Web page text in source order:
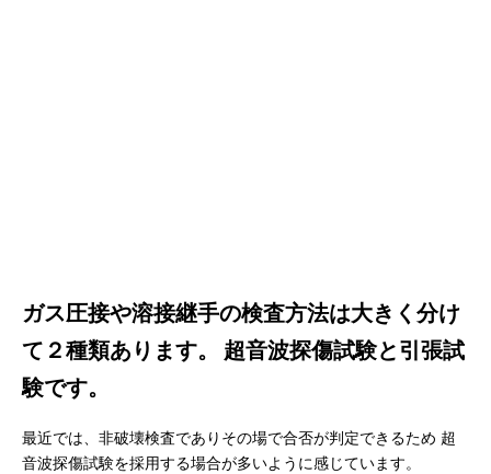
ガス圧接や溶接継手の検査方法は大きく分け
て２種類あります。
超音波探傷試験と引張試
験です。
最近では、非破壊検査でありその場で合否が判定できるため 超
音波探傷試験を採用する場合が多いように感じています。